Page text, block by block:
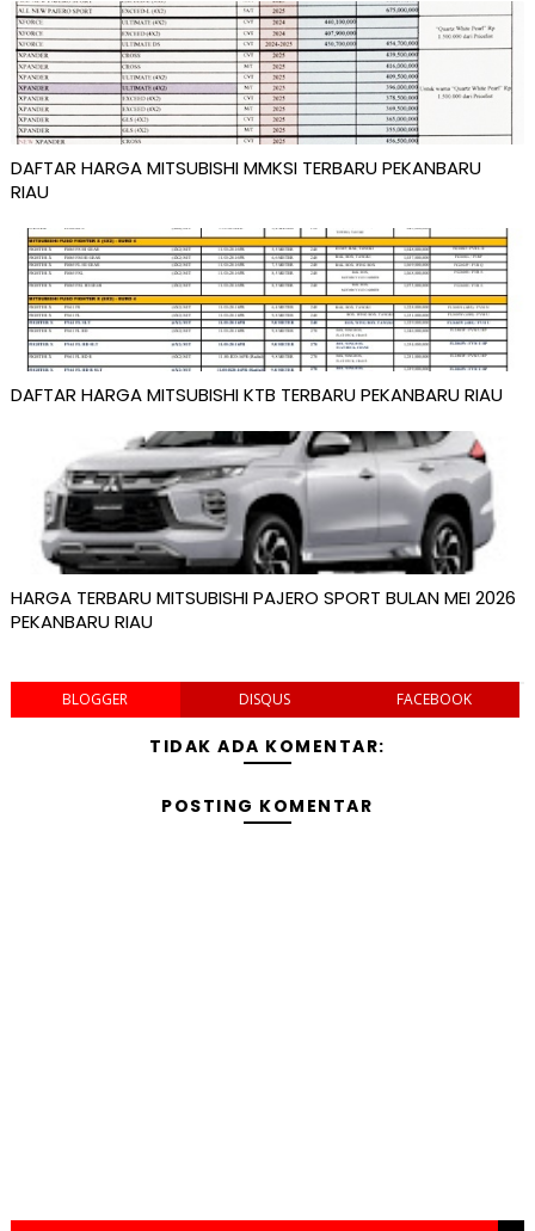
DAFTAR HARGA MITSUBISHI MMKSI TERBARU PEKANBARU
RIAU
DAFTAR HARGA MITSUBISHI KTB TERBARU PEKANBARU RIAU
HARGA TERBARU MITSUBISHI PAJERO SPORT BULAN MEI 2026
PEKANBARU RIAU
BLOGGER DISQUS FACEBOOK
TIDAK ADA KOMENTAR:
POSTING KOMENTAR